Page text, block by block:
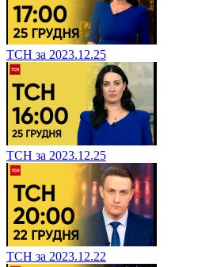
ТСН за 2023.12.25
ТСН за 2023.12.25
ТСН за 2023.12.22